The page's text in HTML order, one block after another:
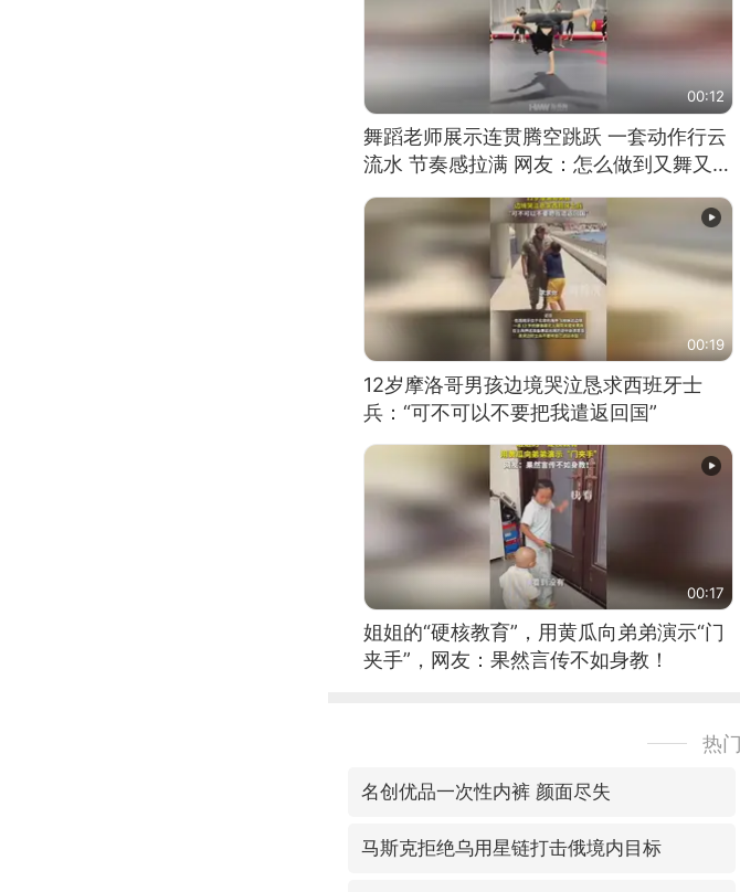
00:12
舞蹈老师展示连贯腾空跳跃 一套动作行云
流水 节奏感拉满 网友：怎么做到又舞又武
00:19
12岁摩洛哥男孩边境哭泣恳求西班牙士
兵：“可不可以不要把我遣返回国”
00:17
姐姐的“硬核教育”，用黄瓜向弟弟演示“门
夹手”，网友：果然言传不如身教！
热
名创优品一次性内裤 颜面尽失
马斯克拒绝乌用星链打击俄境内目标